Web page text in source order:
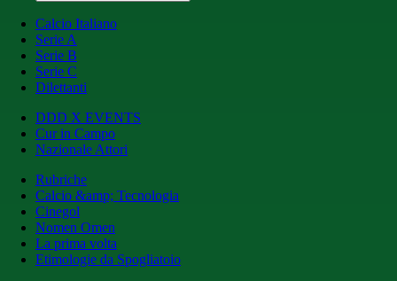
Calcio Italiano
Serie A
Serie B
Serie C
Dilettanti
DDD X EVENTS
Cur in Campo
Nazionale Attori
Rubriche
Calcio &amp; Tecnologia
Cinegol
Nomen Omen
La prima volta
Etimologie da Spogliatoio